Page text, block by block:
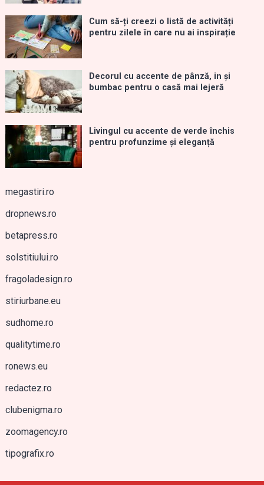
Cum să-ți creezi o listă de activități
pentru zilele în care nu ai inspirație
Decorul cu accente de pânză, in și
bumbac pentru o casă mai lejeră
Livingul cu accente de verde închis
pentru profunzime și eleganță
megastiri.ro
dropnews.ro
betapress.ro
solstitiului.ro
fragoladesign.ro
stiriurbane.eu
sudhome.ro
qualitytime.ro
ronews.eu
redactez.ro
clubenigma.ro
zoomagency.ro
tipografix.ro